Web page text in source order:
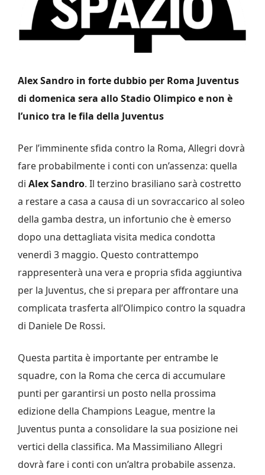
Alex Sandro in forte dubbio per Roma Juventus
di domenica sera allo Stadio Olimpico e non è
l’unico tra le fila della Juventus
Per l’imminente sfida contro la Roma, Allegri dovrà
fare probabilmente i conti con un’assenza: quella
di Alex Sandro. Il terzino brasiliano sarà costretto
a restare a casa a causa di un sovraccarico al soleo
della gamba destra, un infortunio che è emerso
dopo una dettagliata visita medica condotta
venerdì 3 maggio. Questo contrattempo
rappresenterà una vera e propria sfida aggiuntiva
per la Juventus, che si prepara per affrontare una
complicata trasferta all’Olimpico contro la squadra
di Daniele De Rossi.
Questa partita è importante per entrambe le
squadre, con la Roma che cerca di accumulare
punti per garantirsi un posto nella prossima
edizione della Champions League, mentre la
Juventus punta a consolidare la sua posizione nei
vertici della classifica. Ma Massimiliano Allegri
dovrà fare i conti con un’altra probabile assenza.